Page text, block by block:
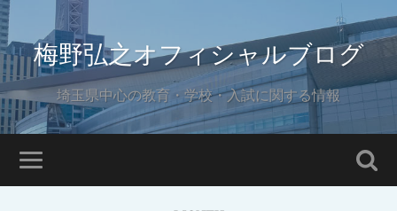
梅野弘之オフィシャルブログ
埼玉県中心の教育・学校・入試に関する情報